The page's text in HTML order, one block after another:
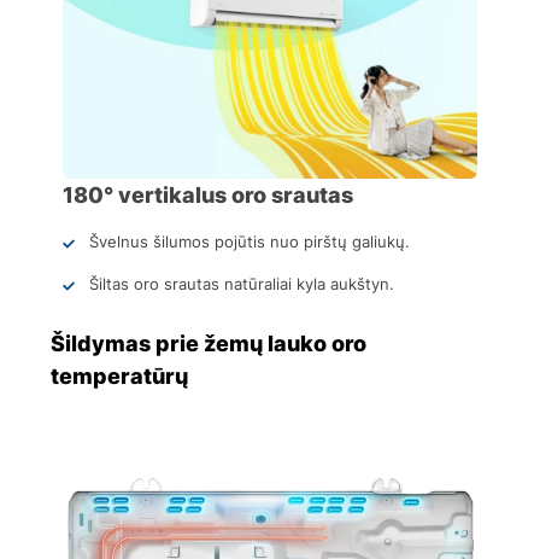
180° vertikalus oro srautas
Švelnus šilumos pojūtis nuo pirštų galiukų.
Šiltas oro srautas natūraliai kyla aukštyn.
Šildymas prie žemų lauko oro
temperatūrų